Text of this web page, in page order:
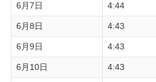
6月7日 4:44
6月8日 4:43
6月9日 4:43
6月10日 4:43